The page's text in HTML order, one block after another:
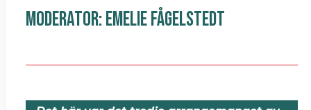
Moderator: Emelie Fågelstedt